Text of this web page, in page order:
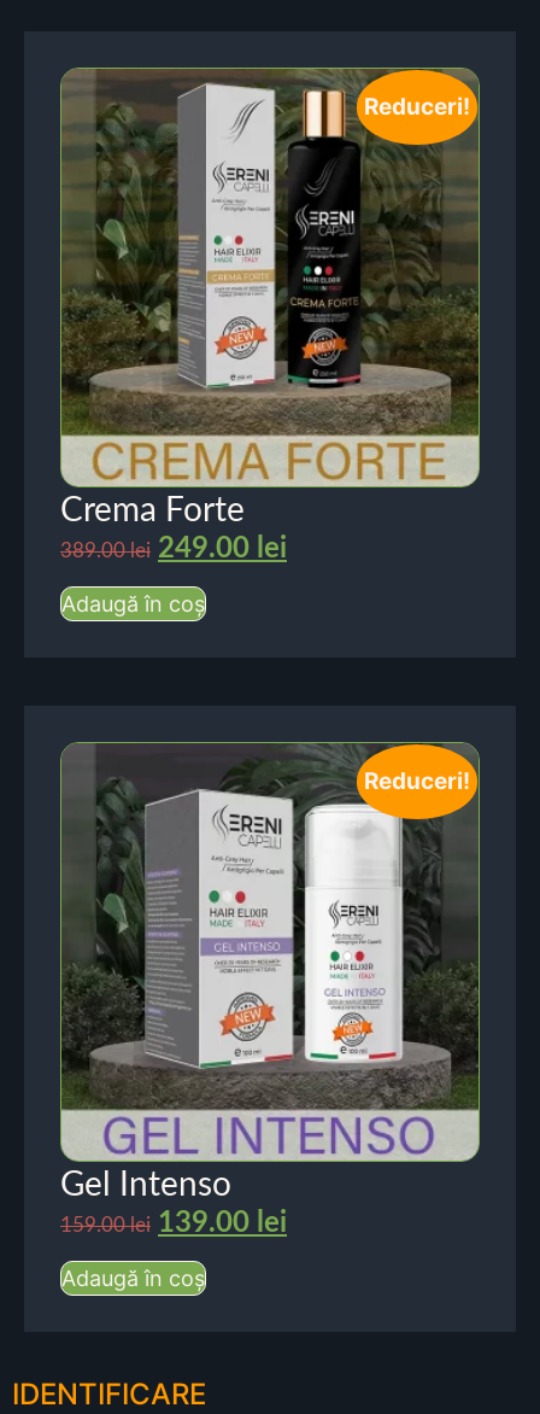
Reduceri!
Crema Forte
389.00lei 249.00 lei
Adaugă în coș
Reduceri!
Gel Intenso
159.00lei 139.00 lei
Adaugă în coș
IDENTIFICARE